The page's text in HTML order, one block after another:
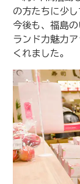
の方たちに少
今後も、福島
ランド力魅力
くれました。